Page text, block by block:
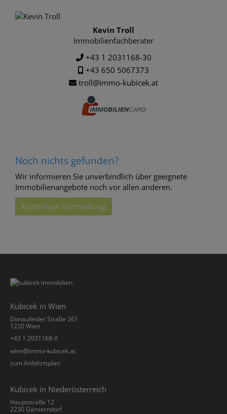
Kevin Troll
Immobilienfachberater
+43 1 2031168-30
+43 650 5067373
troll@immo-kubicek.at
Noch nichts gefunden?
Wir informieren Sie unverbindlich über geeignete
Immobilienangebote noch vor allen anderen.
Kostenlose Vormerkung
Kubicek in Wien
Donaufelder Straße 261
1220 Wien
+43 1 2031168-0
­wien@immo-kubicek.at
zum Anfahrtsplan
Kubicek in Niederösterreich
Hauptstraße 12
2230 Gänserndorf